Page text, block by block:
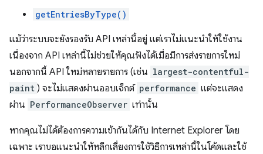
getEntriesByType()
แม้ว่าระบบจะยังรองรับ API เหล่านี้อยู่ แต่เราไม่แนะนำให้ใช้งาน
เนื่องจาก API เหล่านี้ไม่ช่วยให้คุณฟังได้เมื่อมีการส่งรายการใหม่
นอกจากนี้ API ใหม่หลายรายการ (เช่น largest-contentful-
paint ) จะไม่แสดงผ่านออบเจ็กต์ performance แต่จะแสดง
ผ่าน PerformanceObserver เท่านั้น
หากคุณไม่ได้ต้องการความเข้ากันได้กับ Internet Explorer โดย
เฉพาะ เราขอแนะนำให้หลีกเลี่ยงการใช้วิธีการเหล่านี้ในโค้ดและใช้